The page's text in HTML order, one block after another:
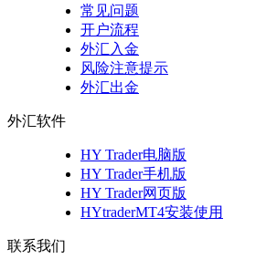
常见问题
开户流程
外汇入金
风险注意提示
外汇出金
外汇软件
HY Trader电脑版
HY Trader手机版
HY Trader网页版
HYtraderMT4安装使用
联系我们